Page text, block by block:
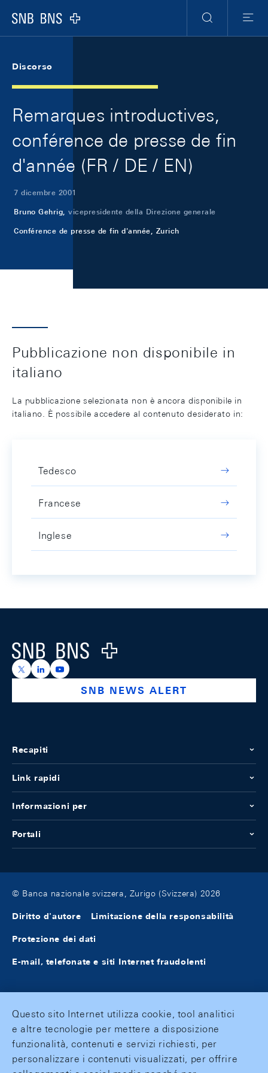
Logo
Ricerca
Menu
Discorso
Remarques introductives,
conférence de presse de fin
d'année (FR / DE / EN)
7 dicembre 2001
Bruno Gehrig, vicepresidente della Direzione generale
Conférence de presse de fin d'année, Zurich
Pubblicazione non disponibile in
italiano
La pubblicazione selezionata non è ancora disponibile in
italiano. È possibile accedere al contenuto desiderato in:
Tedesco
Francese
Inglese
Logo
https://x.com/snb_bns
https://ch.linkedin.com/company/swiss-national-
https://www.youtube.com/@swissnationalbank
SNB NEWS ALERT
Recapiti
Link rapidi
Informazioni per
Portali
© Banca nazionale svizzera, Zurigo (Svizzera) 2026
Diritto d'autore Limitazione della responsabilità
Protezione dei dati
E-mail, telefonate e siti Internet fraudolenti
Questo sito Internet utilizza cookie, tool analitici
e altre tecnologie per mettere a disposizione
funzionalità, contenuti e servizi richiesti, per
personalizzare i contenuti visualizzati, per offrire